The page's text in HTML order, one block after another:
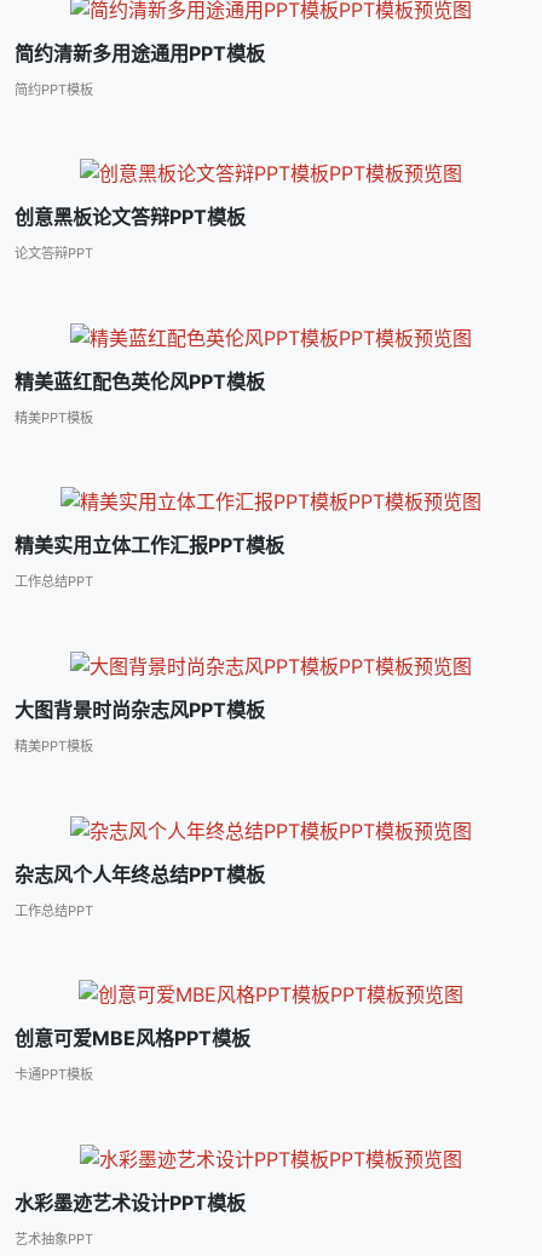
简约清新多用途通用PPT模板
简约PPT模板
创意黑板论文答辩PPT模板
论文答辩PPT
精美蓝红配色英伦风PPT模板
精美PPT模板
精美实用立体工作汇报PPT模板
工作总结PPT
大图背景时尚杂志风PPT模板
精美PPT模板
杂志风个人年终总结PPT模板
工作总结PPT
创意可爱MBE风格PPT模板
卡通PPT模板
水彩墨迹艺术设计PPT模板
艺术抽象PPT